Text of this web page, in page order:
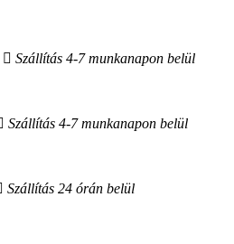
Szállítás 4-7 munkanapon belül
Szállítás 4-7 munkanapon belül
Szállítás 24 órán belül